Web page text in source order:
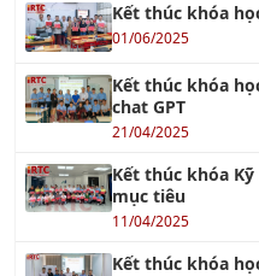
Kết thúc khóa
01/06/2025
Kết thúc khóa
chat GPT
21/04/2025
Kết thúc khóa
mục tiêu
11/04/2025
Kết thúc khóa